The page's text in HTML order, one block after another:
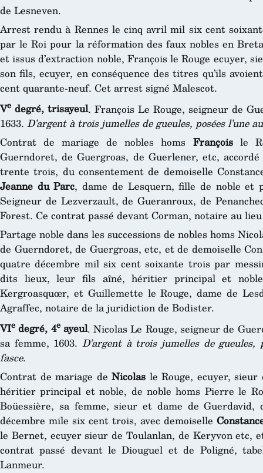
de Lesneven.
Arrest rendu à Rennes le cinq avril mil six cent
par le Roi pour la réformation des faux nobles en
et issus d’extraction noble, François le Rouge ecuyer,
son fils, ecuyer, en conséquence des titres qu’ils
cent quarante-neuf. Cet arrest signé Malescot.
Ve degré, trisayeul. François Le Rouge, seigneur de
1633. D’argent à trois jumelles de gueules, posées l’une
Contrat de mariage de nobles homs Françoisle
Guerndoret, de Guergroas, de Guerlener, etc,
trente trois, du consentement de demoiselle
Jeanne du Parc, dame de Lesquern, fille de noble et
Seigneur de Lezverzault, de Gueranroux, de
Forest. Ce contrat passé devant Corman, notaire au
Partage noble dans les successions de nobles homs
de Guerndoret, de Guergroas, etc, et de demoiselle
quatre décembre mil six cent soixante trois par
dits lieux, leur fils aîné, héritier principal et
Kergroasquœr, et Guillemette le Rouge, dame de
Agraffec, notaire de la juridiction de Bodister.
VIe degré, 4eayeul. Nicolas Le Rouge, seigneur de
sa femme, 1603. D’argent à trois jumelles de gueules,
fasce.
Contrat de mariage deNicolas le Rouge, ecuyer,
héritier principal et noble, de noble homs Pierre le
Boüessière, sa femme, sieur et dame de
décembre mile six cent trois, avec demoiselle
le Bernet, ecuyer sieur de Toulanlan, de Keryvon etc,
contrat passé devant le Diouguel et de Poligné,
Lanmeur.